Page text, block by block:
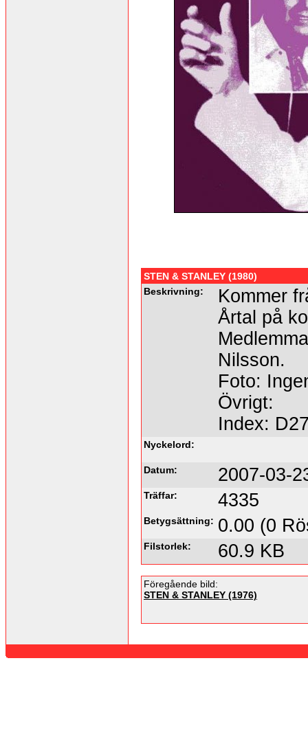
STEN & STANLEY (1980)
Beskrivning:
Kommer
Årtal på
Nilsson.
Foto:
Övrigt:
Index:
Nyckelord:
Datum: 2007-03-
Träffar: 4335
Betygsättning: 0.00 (0
Filstorlek: 60.9 KB
Föregående bild:
STEN & STANLEY (1976)